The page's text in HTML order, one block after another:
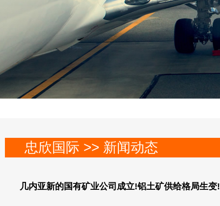
忠欣国际 >> 新闻动态
几内亚新的国有矿业公司成立!铝土矿供给格局生